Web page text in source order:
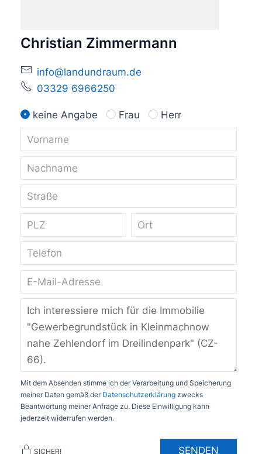
Christian Zimmermann
info@landundraum.de
03329 6966250
keine Angabe Frau Herr
Mit dem Absenden stimme ich der Verarbeitung und Speicherung
meiner Daten gemäß der Datenschutzerklärungzwecks
Beantwortung meiner Anfrage zu. Diese Einwilligung kann
jederzeit widerrufen werden.
SICHER! SENDEN